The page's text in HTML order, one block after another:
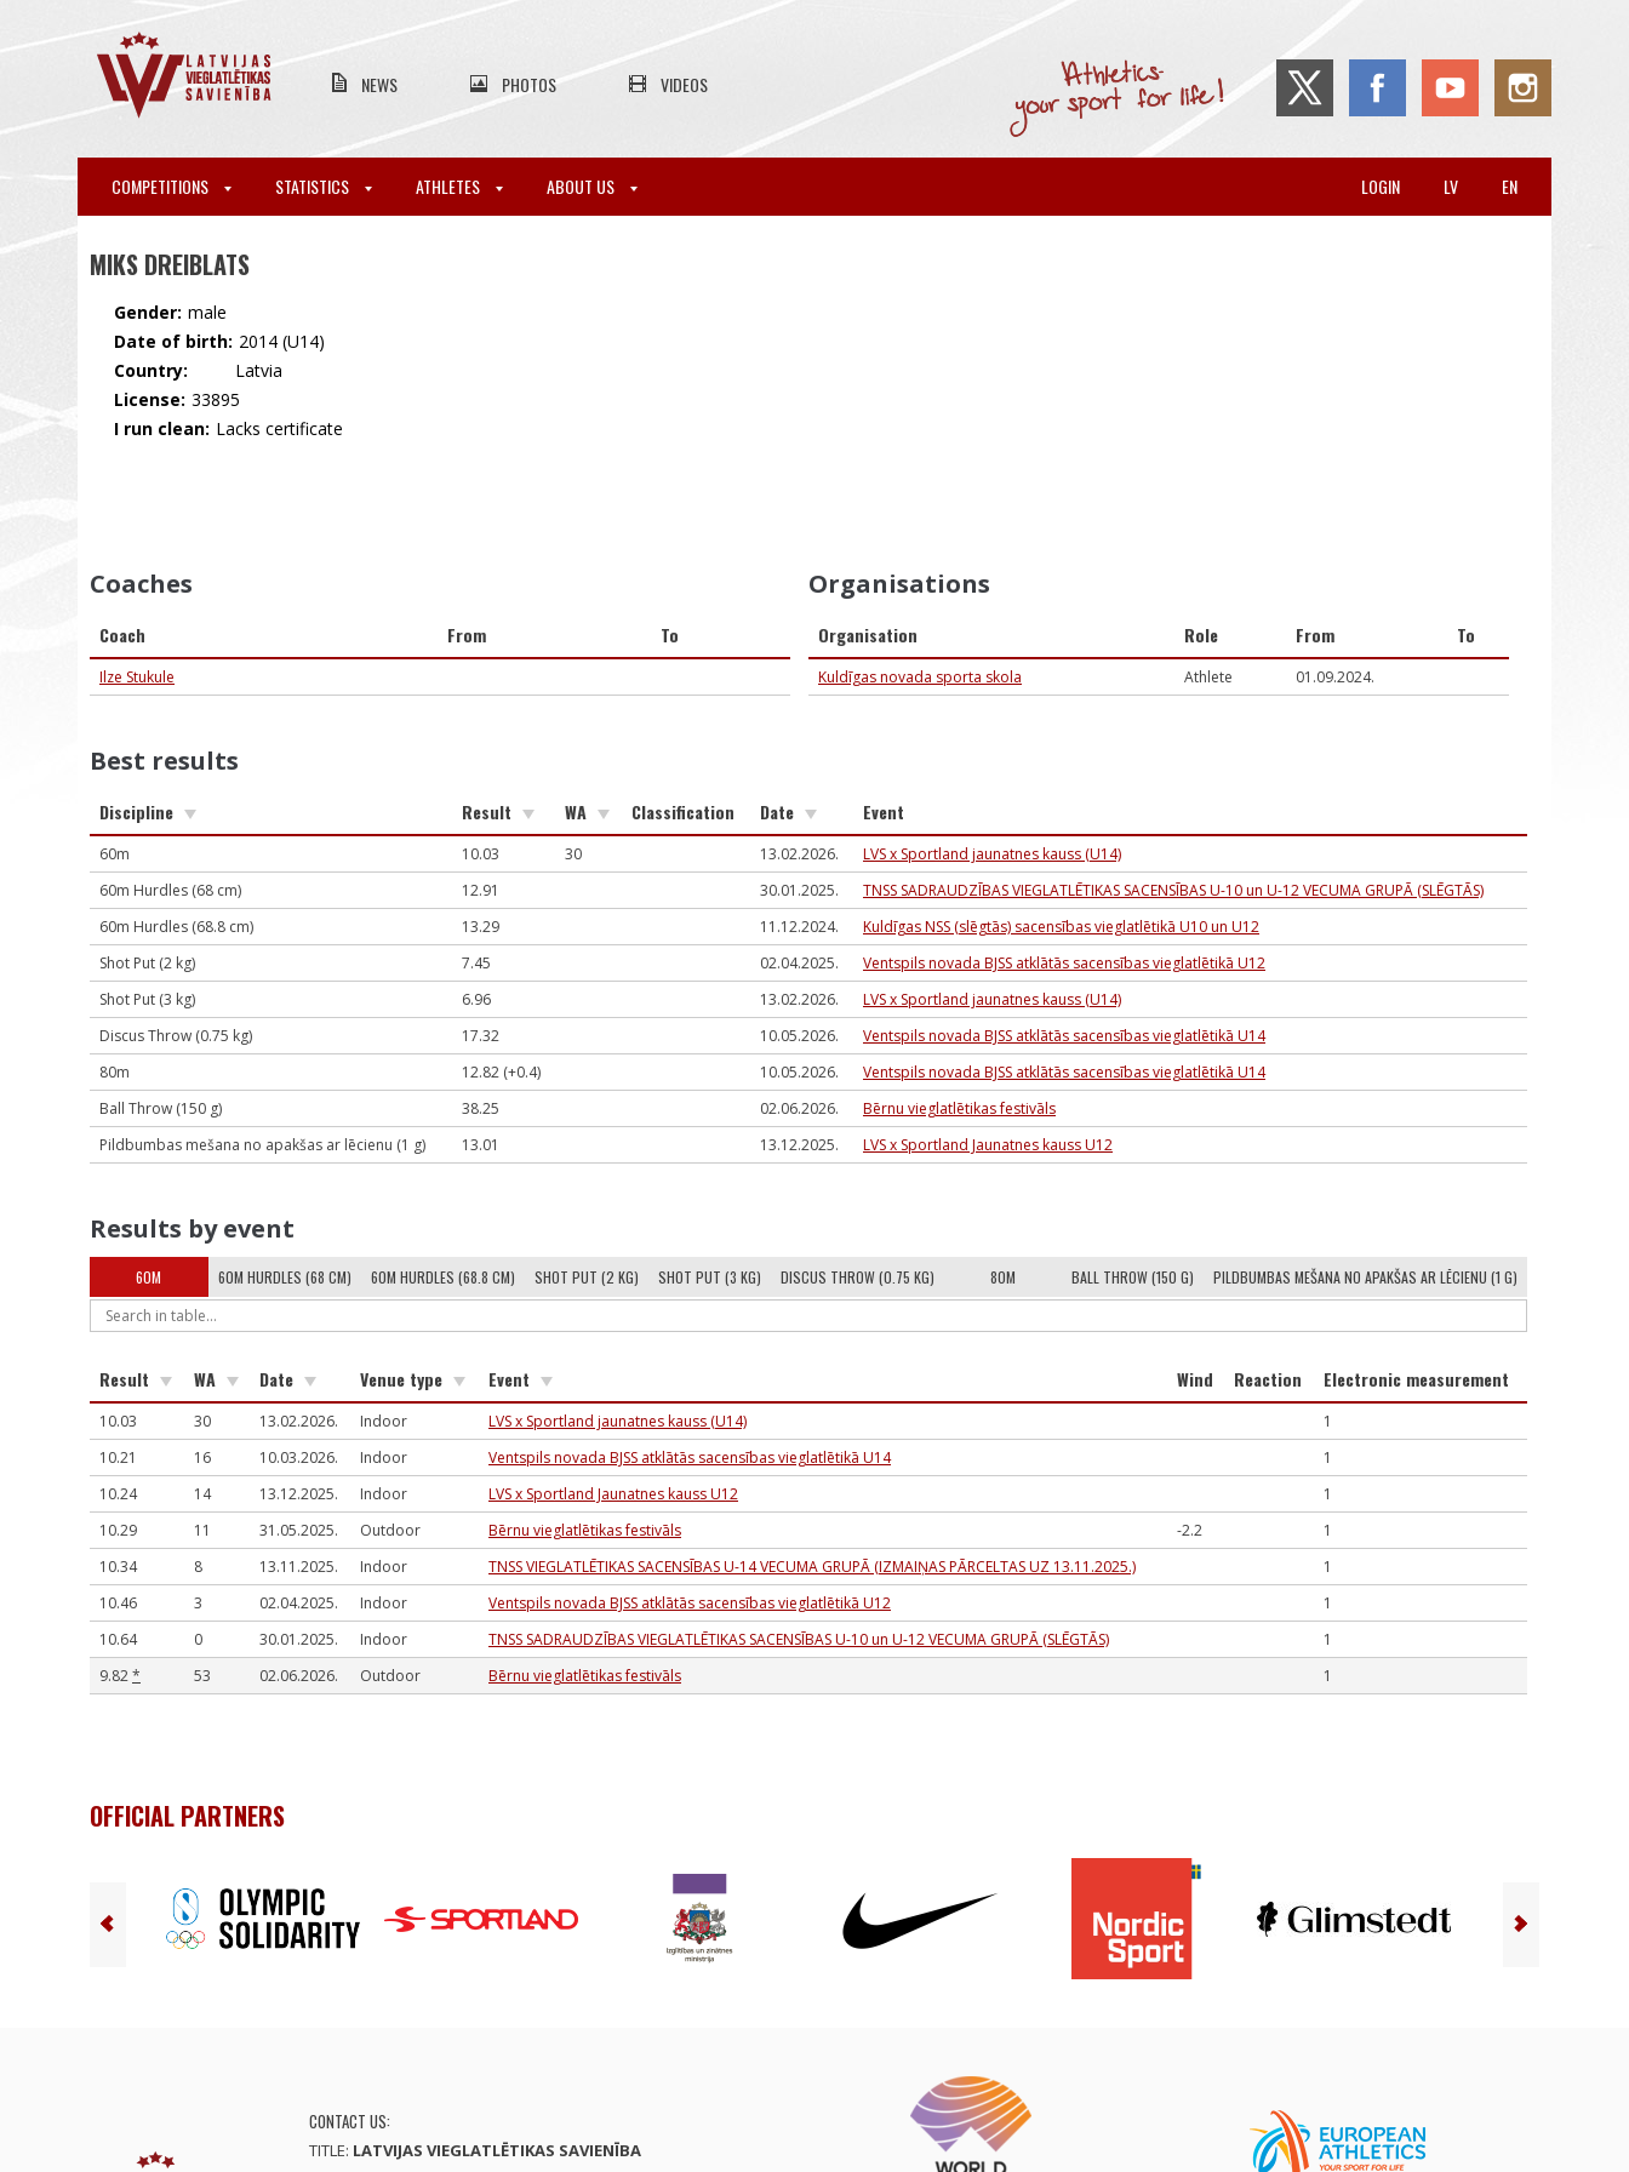
NEWS PHOTOS VIDEOS
COMPETITIONS STATISTICS ATHLETES ABOUT US EN
LV
LOGIN
MIKS DREIBLATS
Gender: male
Date of birth: 2014 (U14)
Country:
🇱🇻 Latvia
License: 33895
I run clean: Lacks certificate
Coaches
Coach From To
Ilze Stukule
Organisations
Organisation Role From To
Kuldīgas novada sporta skola Athlete 01.09.2024.
Best results
Discipline Result WA Classification Date Event
60m 10.03 30 13.02.2026.
LVS x Sportland jaunatnes kauss (U14)
60m Hurdles (68 cm)
12.91 30.01.2025.
TNSS SADRAUDZĪBAS VIEGLATLĒTIKAS SACENSĪBAS U-10 un U-12 VECUMA GRUPĀ (SLĒGTĀS)
60m Hurdles (68.8 cm)
13.29 11.12.2024.
Kuldīgas NSS (slēgtās) sacensības vieglatlētikā U10 un U12
Shot Put (2 kg)
7.45 02.04.2025.
Ventspils novada BJSS atklātās sacensības vieglatlētikā U12
Shot Put (3 kg)
6.96 13.02.2026.
LVS x Sportland jaunatnes kauss (U14)
Discus Throw (0.75 kg)
17.32 10.05.2026.
Ventspils novada BJSS atklātās sacensības vieglatlētikā U14
80m
12.82 (+0.4) 10.05.2026.
Ventspils novada BJSS atklātās sacensības vieglatlētikā U14
Ball Throw (150 g)
38.25 02.06.2026.
Bērnu vieglatlētikas festivāls
Pildbumbas mešana no apakšas ar lēcienu (1 g)
13.01 13.12.2025. LVS x Sportland Jaunatnes kauss U12
Results by event
60M 60M HURDLES (68 CM) 60M HURDLES (68.8 CM) SHOT PUT (2 KG) SHOT PUT (3 KG) DISCUS THROW (0.75 KG) 80M BALL THROW (150 G) PILDBUMBAS MEŠANA NO APAKŠAS AR LĒCIENU (1 G)
Result WA Date Venue type Event Wind Reaction Electronic measurement
10.03 30 13.02.2026. Indoor LVS x Sportland jaunatnes kauss (U14)
1
10.21
16 10.03.2026. Indoor Ventspils novada BJSS atklātās sacensības vieglatlētikā U14
1
10.24
14 13.12.2025. Indoor LVS x Sportland Jaunatnes kauss U12
1
10.29
11 31.05.2025. Outdoor Bērnu vieglatlētikas festivāls -2.2
1
10.34
8 13.11.2025. Indoor TNSS VIEGLATLĒTIKAS SACENSĪBAS U-14 VECUMA GRUPĀ (IZMAIŅAS PĀRCELTAS UZ 13.11.2025.)
1
10.46
3 02.04.2025. Indoor Ventspils novada BJSS atklātās sacensības vieglatlētikā U12
1
10.64
0 30.01.2025. Indoor TNSS SADRAUDZĪBAS VIEGLATLĒTIKAS SACENSĪBAS U-10 un U-12 VECUMA GRUPĀ (SLĒGTĀS)
1
9.82* 53 02.06.2026. Outdoor Bērnu vieglatlētikas festivāls 1
OFFICIAL PARTNERS
CONTACT US:
TITLE: LATVIJAS VIEGLATLĒTIKAS SAVIENĪBA